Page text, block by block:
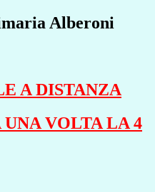
Alberoni
A DISTANZA
UNA VOLTA LA 4